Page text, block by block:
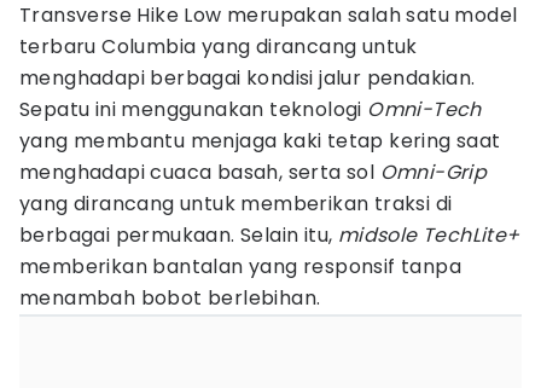
Transverse Hike Low merupakan salah satu model
terbaru Columbia yang dirancang untuk
menghadapi berbagai kondisi jalur pendakian.
Sepatu ini menggunakan teknologi Omni-Tech
yang membantu menjaga kaki tetap kering saat
menghadapi cuaca basah, serta sol Omni-Grip
yang dirancang untuk memberikan traksi di
berbagai permukaan. Selain itu, midsole TechLite+
memberikan bantalan yang responsif tanpa
menambah bobot berlebihan.